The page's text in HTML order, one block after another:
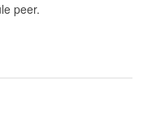
peer.